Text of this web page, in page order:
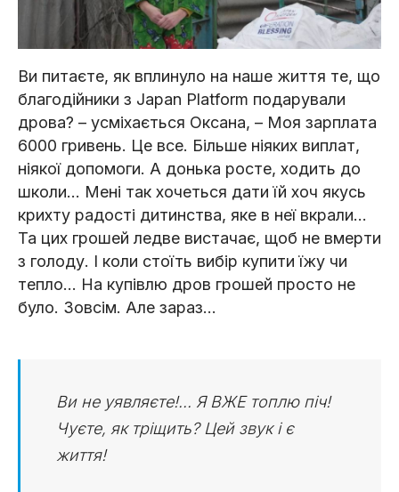
Ви питаєте, як вплинуло на наше життя те, що
благодійники з Japan Platform подарували
дрова? – усміхається Оксана, – Моя зарплата
6000 гривень. Це все. Більше ніяких виплат,
ніякої допомоги. А донька росте, ходить до
школи... Мені так хочеться дати їй хоч якусь
крихту радості дитинства, яке в неї вкрали…
Та цих грошей ледве вистачає, щоб не вмерти
з голоду. І коли стоїть вибір купити їжу чи
тепло... На купівлю дров грошей просто не
було. Зовсім. Але зараз…
Ви не уявляєте!... Я ВЖЕ топлю піч!
Чуєте, як тріщить? Цей звук і є
життя!